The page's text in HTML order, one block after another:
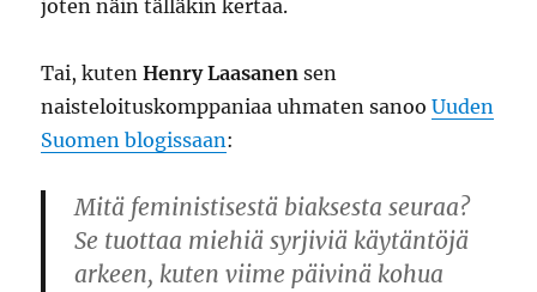
joten näin tälläkin kertaa.
Tai, kutenHenry Laasanen sen
naisteloituskomppaniaa uhmaten sanooUuden
Suomen blogissaan:
Mitä feministisestä biaksesta seuraa?
Se tuottaa miehiä syrjiviä käytäntöjä
arkeen, kuten viime päivinä kohua